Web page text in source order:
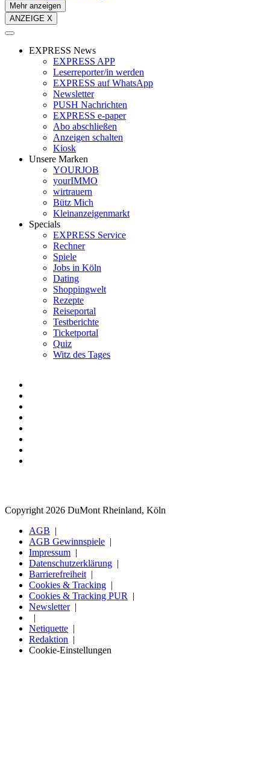
Mehr anzeigen
ANZEIGE X
EXPRESS News
EXPRESS APP
Leserreporter/in werden
EXPRESS auf WhatsApp
Newsletter
PUSH Nachrichten
EXPRESS e-paper
Abo abschließen
Anzeigen schalten
Kiosk
Unsere Marken
YOURJOB
yourIMMO
wirtrauern
Bütz Mich
Kleinanzeigenmarkt
Specials
EXPRESS Service
Rechner
Spiele
Jobs in Köln
Dating
Shoppingwelt
Rezepte
Reiseportal
Testberichte
Ticketportal
Quiz
Witz des Tages
Copyright 2026 DuMont Rheinland, Köln
AGB
AGB Gewinnspiele
Impressum
Datenschutzerklärung
Barrierefreiheit
Cookies & Tracking
Cookies & Tracking PUR
Newsletter
Netiquette
Redaktion
Cookie-Einstellungen